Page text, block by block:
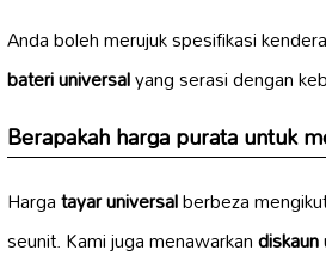
Anda boleh merujuk spesifikasi
bateri universalyang serasi dengan
Berapakah harga purata untuk
Hargatayar universalberbeza
seunit. Kami juga menawarkandiskaun